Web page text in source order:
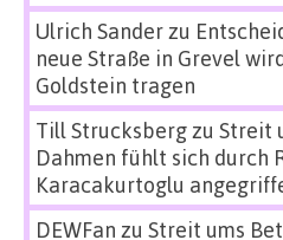
Ulrich Sanderzu
neue Straße in Grevel
Goldstein tragen
Till Strucksbergzu Streit
Dahmen fühlt sich durch
Karacakurtoglu
DEWFan zu Streit ums